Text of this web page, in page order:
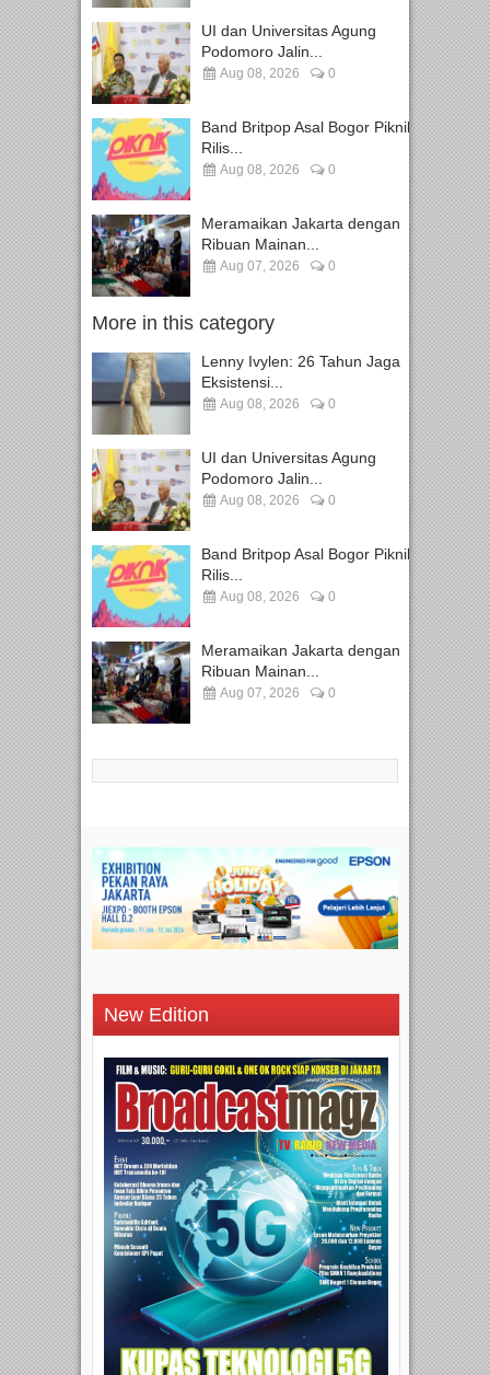
UI dan Universitas Agung
Podomoro Jalin...
Aug 08, 2026 0
Band Britpop Asal Bogor Piknik
Rilis...
Aug 08, 2026 0
Meramaikan Jakarta dengan
Ribuan Mainan...
Aug 07, 2026 0
More in this category
Lenny Ivylen: 26 Tahun Jaga
Eksistensi...
Aug 08, 2026 0
UI dan Universitas Agung
Podomoro Jalin...
Aug 08, 2026 0
Band Britpop Asal Bogor Piknik
Rilis...
Aug 08, 2026 0
Meramaikan Jakarta dengan
Ribuan Mainan...
Aug 07, 2026 0
New Edition